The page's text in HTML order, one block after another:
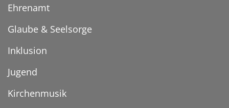
Ehrenamt
Glaube & Seelsorge
Inklusion
Jugend
Kirchenmusik